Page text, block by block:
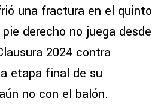
una fractura en el quinto
derecho no juega desde
2024 contra
etapa final de su
no con el balón.